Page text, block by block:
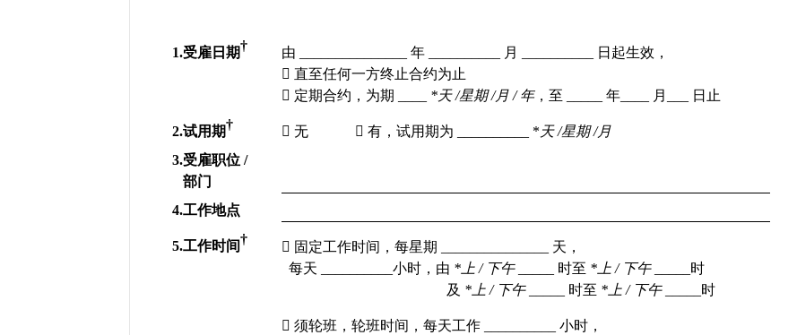
1.受雇日期† 由 年 __________ 月
日起生效，
 直至任何一方终止合约为止
 定期合约，为期 *天 /星期 /月 / 年，至 年____ 月 日止
2.试用期†  无  有，试用期为 __________ * 天 /星期 /月
3.受雇职位 /
部门
4.工作地点
5.工作时间†
 固定工作时间，每星期
天，
每天
小时，由 *上 / 下午 _____ 时至 *上 / 下午 _____ 时
及 *上 / 下午 _____ 时至 *上 / 下午 _____ 时
 须轮班，轮班时间，每天工作 __________ 小时，